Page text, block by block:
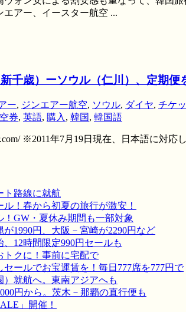
アー、イースター航空 ...
千歳）ーソウル（仁川）、定期
ー, ジンエアー航空, ソウル, ダイヤ, チケ
券, 英語, 購入 , 韓国, 韓国語
※2011年7月19日現在、日本語に対
ト路線に就航
！春から初夏の旅行が激安！
！GW・夏休み期間も一部対象
1990円、大阪－宮崎が2290円など
12時間限定990円セールも
トクに！事前に宅配で
ールでお宝運賃を！毎日777席を777円で
）就航へ。東南アジアへも
円から。茨木－那覇の直行便も
」開催！